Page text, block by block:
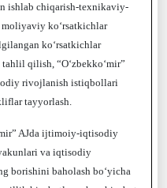
ishlab chiqarish-texnikaviy-
ko‘rsatkichlar
ko‘rsatkichlar
qilish, “O‘zbekko‘mir”
rivojlanish istiqbollari
tayyorlash.
AJda ijtimoiy-iqtisodiy
va iqtisodiy
borishini baholash bo‘yicha